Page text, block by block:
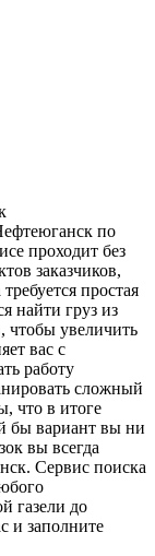
по
проходит без
заказчиков,
простая
найти груз из
чтобы увеличить
вас с
работу
сложный
что в итоге
бы вариант вы ни
вы всегда
Сервис поиска
газели до
и заполните